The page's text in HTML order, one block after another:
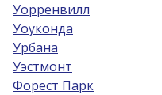
Уорренвилл
Уоуконда
Урбана
Уэстмонт
Форест Парк